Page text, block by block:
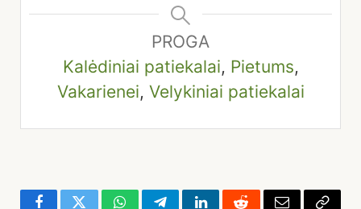
PROGA
Kalėdiniai patiekalai, Pietums,
Vakarienei, Velykiniai patiekalai